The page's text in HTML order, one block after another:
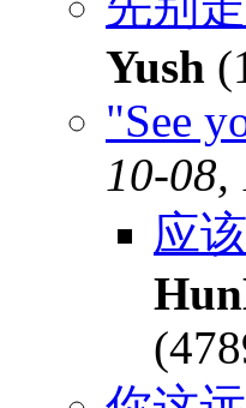
Yush
"See
10-08,
应